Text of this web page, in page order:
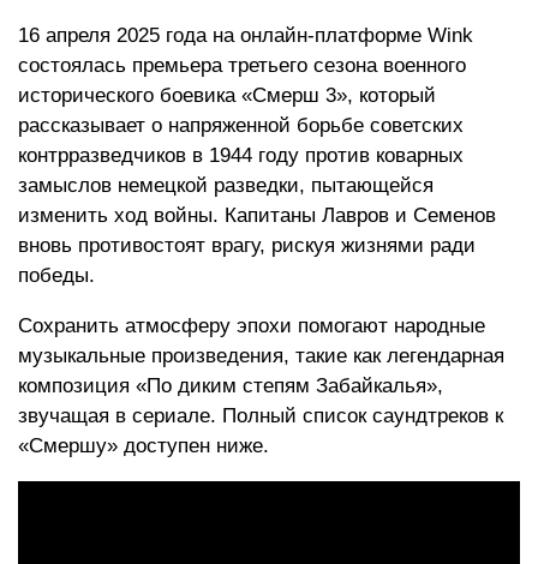
записи:
16 апреля 2025 года на онлайн-платформе Wink
состоялась премьера третьего сезона военного
исторического боевика «Смерш 3», который
рассказывает о напряженной борьбе советских
контрразведчиков в 1944 году против коварных
замыслов немецкой разведки, пытающейся
изменить ход войны. Капитаны Лавров и Семенов
вновь противостоят врагу, рискуя жизнями ради
победы.
Сохранить атмосферу эпохи помогают народные
музыкальные произведения, такие как легендарная
композиция «По диким степям Забайкалья»,
звучащая в сериале. Полный список саундтреков к
«Смершу» доступен ниже.